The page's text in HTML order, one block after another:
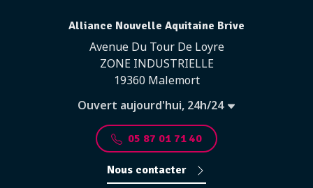
Alliance Nouvelle Aquitaine Brive
Avenue Du Tour De Loyre
ZONE INDUSTRIELLE
19360 Malemort
Ouvert aujourd'hui, 24h/24
05 87 01 71 40
Nous contacter